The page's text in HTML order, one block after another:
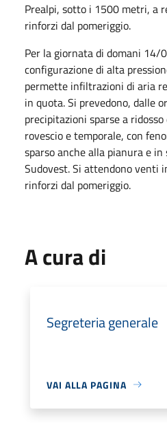
Prealpi, sotto i 1500 metri, a
rinforzi dal pomeriggio.
Per la giornata di domani 14/
configurazione di alta
permette infiltrazioni di aria
in quota. Si prevedono, dalle
precipitazioni sparse a
rovescio e temporale, con
sparso anche alla pianura e
Sudovest. Si attendono venti
rinforzi dal pomeriggio.
A cura di
Segreteria generale
VAI ALLA PAGINA